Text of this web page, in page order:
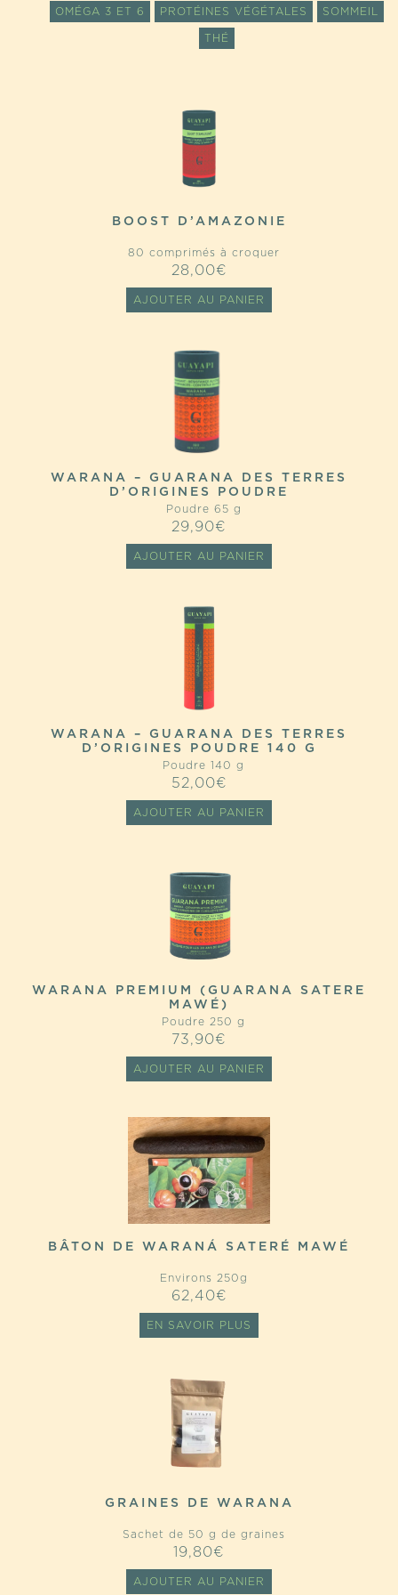
OMÉGA 3 ET 6 PROTÉINES VÉGÉTALES SOMMEIL
THÉ
BOOST D’AMAZONIE
80 comprimés à croquer
28,00€
AJOUTER AU PANIER
WARANA – GUARANA DES TERRES
D’ORIGINES POUDRE
Poudre 65 g
29,90€
AJOUTER AU PANIER
WARANA – GUARANA DES TERRES
D’ORIGINES POUDRE 140 G
Poudre 140 g
52,00€
AJOUTER AU PANIER
WARANA PREMIUM (GUARANA SATERE
MAWÉ)
Poudre 250 g
73,90€
AJOUTER AU PANIER
BÂTON DE WARANÁ SATERÉ MAWÉ
Environs 250g
62,40€
EN SAVOIR PLUS
GRAINES DE WARANA
Sachet de 50 g de graines
19,80€
AJOUTER AU PANIER